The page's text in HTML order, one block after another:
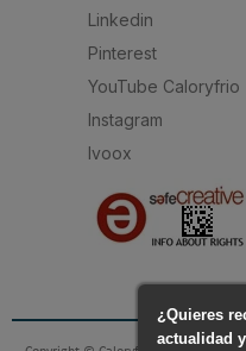
Linkedin
Pinterest
YouTube Caloryfrio
Instagram
Ivoox